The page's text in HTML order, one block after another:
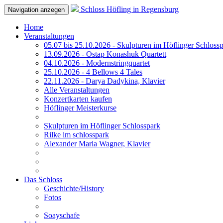
Navigation anzegen Schloss Höfling in Regensburg
Home
Veranstaltungen
05.07 bis 25.10.2026 - Skulpturen im Höflinger
13.09.2026 - Ostap Konashuk Quartett
04.10.2026 - Modernstringquartet
25.10.2026 - 4 Bellows 4 Tales
22.11.2026 - Darya Dadykina, Klavier
Alle Veranstaltungen
Konzertkarten kaufen
Höflinger Meisterkurse
Skulpturen im Höflinger Schlosspark
Rilke im schlosspark
Alexander Maria Wagner, Klavier
Das Schloss
Geschichte/History
Fotos
Soayschafe